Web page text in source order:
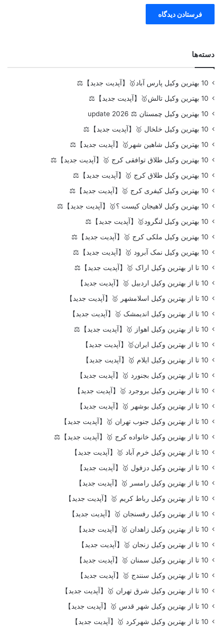
دسته‌ها
10 بهترین وکیل پارس آباد🥇【آپدیت جدید】⚖️
10 بهترین وکیل تالش🥇【آپدیت جدید】⚖️
10 بهترین وکیل چمستان ⚖️ update 2026
10 بهترین وکیل خلخال 🥇【آپدیت جدید】⚖️
10 بهترین وکیل شاهین شهر🥇【آپدیت جدید】⚖️
10 بهترین وکیل طلاق توافقی کرج 🥇【آپدیت جدید】⚖️
10 بهترین وکیل طلاق کرج 🥇【آپدیت جدید】⚖️
10 بهترین وکیل کیفری کرج 🥇【آپدیت جدید】⚖️
10 بهترین وکیل لاهیجان کیست ؟🥇【آپدیت جدید】⚖️
10 بهترین وکیل لنگرود🥇【آپدیت جدید】⚖️
10 بهترین وکیل ملکی کرج 🥇【آپدیت جدید】⚖️
10 بهترین وکیل نمک آبرود 🥇【آپدیت جدید】⚖️
10 تا از بهترین وکیل اراک 🥇【آپدیت جدید】⚖️
10 تا از بهترین وکیل اردبیل 🥇【آپدیت جدید】
10 تا از بهترین وکیل اسلامشهر 🥇【آپدیت جدید】
10 تا از بهترین وکیل اندیمشک 🥇【آپدیت جدید】
10 تا از بهترین وکیل اهواز 🥇【آپدیت جدید】⚖️
10 تا از بهترین وکیل ایران🥇【آپدیت جدید】
10 تا از بهترین وکیل ایلام 🥇【آپدیت جدید】
10 تا از بهترین وکیل بجنورد 🥇【آپدیت جدید】
10 تا از بهترین وکیل بروجرد 🥇【آپدیت جدید】
10 تا از بهترین وکیل بوشهر 🥇【آپدیت جدید】
10 تا از بهترین وکیل جنوب تهران 🥇【آپدیت جدید】
10 تا از بهترین وکیل خانواده کرج 🥇【آپدیت جدید】⚖️
10 تا از بهترین وکیل خرم آباد 🥇【آپدیت جدید】
10 تا از بهترین وکیل دزفول 🥇【آپدیت جدید】
10 تا از بهترین وکیل رامسر 🥇【آپدیت جدید】
10 تا از بهترین وکیل رباط کریم 🥇【آپدیت جدید】
10 تا از بهترین وکیل رفسنجان 🥇【آپدیت جدید】
10 تا از بهترین وکیل زاهدان 🥇【آپدیت جدید】
10 تا از بهترین وکیل زنجان 🥇【آپدیت جدید】
10 تا از بهترین وکیل سمنان 🥇【آپدیت جدید】
10 تا از بهترین وکیل سنندج 🥇【آپدیت جدید】
10 تا از بهترین وکیل شرق تهران 🥇【آپدیت جدید】
10 تا از بهترین وکیل شهر قدس 🥇【آپدیت جدید】
10 تا از بهترین وکیل شهرکرد 🥇【آپدیت جدید】